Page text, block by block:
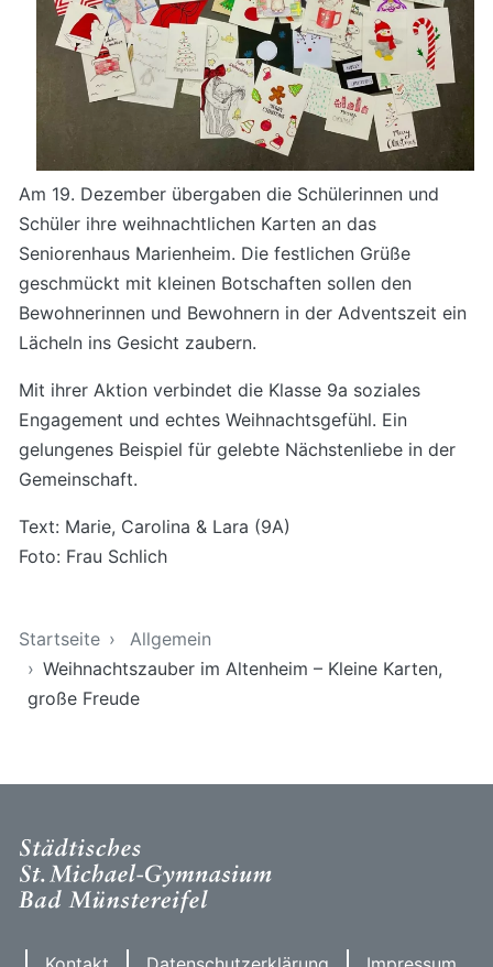
Am 19. Dezember übergaben die Schülerinnen und
Schüler ihre weihnachtlichen Karten an das
Seniorenhaus Marienheim. Die festlichen Grüße
geschmückt mit kleinen Botschaften sollen den
Bewohnerinnen und Bewohnern in der Adventszeit ein
Lächeln ins Gesicht zaubern.
Mit ihrer Aktion verbindet die Klasse 9a soziales
Engagement und echtes Weihnachtsgefühl. Ein
gelungenes Beispiel für gelebte Nächstenliebe in der
Gemeinschaft.
Text: Marie, Carolina & Lara (9A)
Foto: Frau Schlich
Startseite
Allgemein
Weihnachtszauber im Altenheim – Kleine Karten,
große Freude